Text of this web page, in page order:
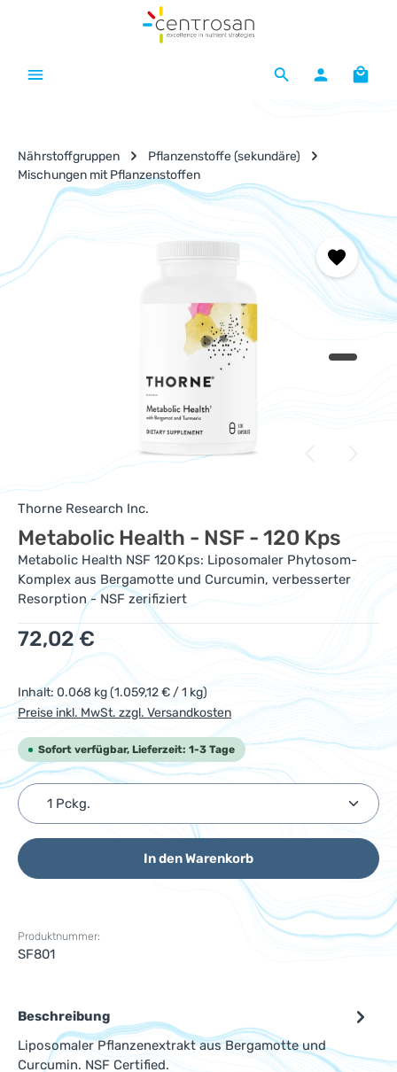
Zum Hauptinhalt springen
Nährstoffgruppen
Pflanzenstoffe (sekundäre)
Mischungen mit Pflanzenstoffen
Bildergalerie überspringen
Thorne Research Inc.
Metabolic Health - NSF - 120 Kps
Metabolic Health NSF 120 Kps: Liposomaler Phytosom-
Komplex aus Bergamotte und Curcumin, verbesserter
Resorption - NSF zerifiziert
Regulärer Preis:
72,02 €
Inhalt: 0.068 kg(1.059,12 € / 1 kg)
Preise inkl. MwSt. zzgl. Versandkosten
Sofort verfügbar, Lieferzeit: 1-3 Tage
Produkt Anzahl: Gib den gewünschten Wert ein
In den Warenkorb
Produktnummer:
SF801
Beschreibung
Liposomaler Pflanzenextrakt aus Bergamotte und
Curcumin. NSF Certified.